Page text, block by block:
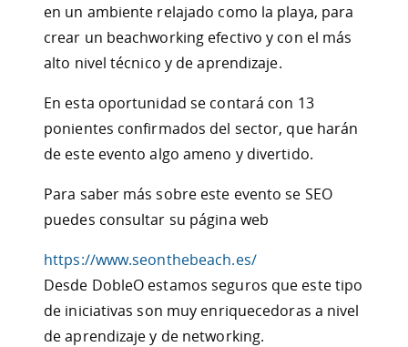
en un ambiente relajado como la playa, para
crear un beachworking efectivo y con el más
alto nivel técnico y de aprendizaje.
En esta oportunidad se contará con 13
ponientes confirmados del sector, que harán
de este evento algo ameno y divertido.
Para saber más sobre este evento se SEO
puedes consultar su página web
https://www.seonthebeach.es/
Desde DobleO estamos seguros que este tipo
de iniciativas son muy enriquecedoras a nivel
de aprendizaje y de networking.